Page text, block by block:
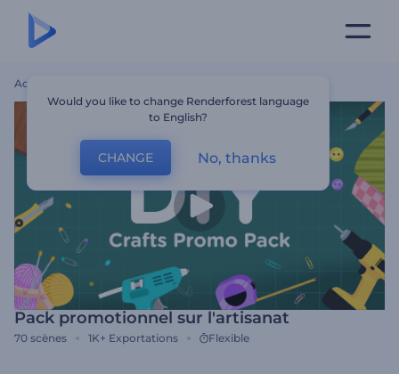
Accueil
Pack promotionnel sur l'artisanat
70 scènes 1K+ Exportations Flexible
Would you like to change Renderforest language
to English?
CHANGE No, thanks